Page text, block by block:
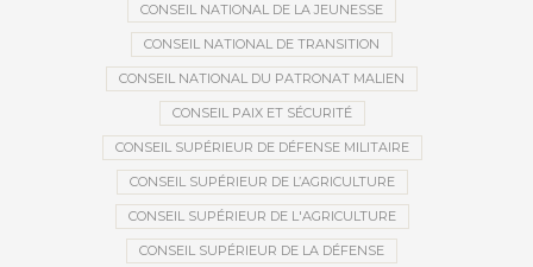
CONSEIL NATIONAL DE LA JEUNESSE
CONSEIL NATIONAL DE TRANSITION
CONSEIL NATIONAL DU PATRONAT MALIEN
CONSEIL PAIX ET SÉCURITÉ
CONSEIL SUPÉRIEUR DE DÉFENSE MILITAIRE
CONSEIL SUPÉRIEUR DE L’AGRICULTURE
CONSEIL SUPÉRIEUR DE L'AGRICULTURE
CONSEIL SUPÉRIEUR DE LA DÉFENSE